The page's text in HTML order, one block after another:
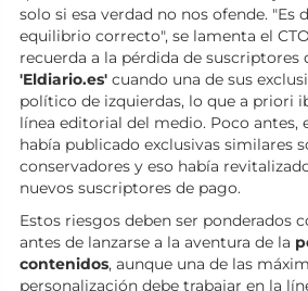
solo si esa verdad no nos ofende. "Es
equilibrio correcto", se lamenta el
recuerda a la pérdida de suscriptores
'Eldiario.es' cuando una de sus
político de izquierdas, lo que a priori
línea editorial del medio. Poco
había publicado exclusivas similares
conservadores y eso había
nuevos suscriptores de pago.
Estos riesgos deben ser ponderados
antes de lanzarse a la aventura de la
contenidos, aunque una de las
personalización debe trabajar en la